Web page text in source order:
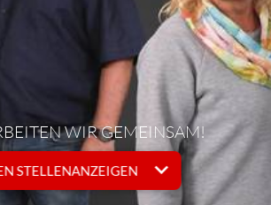
WIR GEMEINSAM!
STELLENANZEIGEN